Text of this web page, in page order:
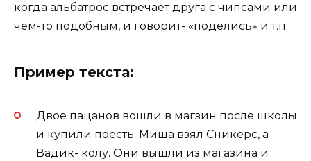
когда альбатрос встречает друга с чипсами или
чем-то подобным, и говорит- «поделись» и т.п.
Пример текста:
Двое пацанов вошли в магзин после школы
и купили поесть. Миша взял Сникерс, а
Вадик- колу. Они вышли из магазина и